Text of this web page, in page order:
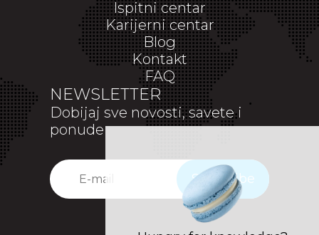
Ispitni centar
Karijerni centar
Blog
Kontakt
FAQ
NEWSLETTER
Dobijaj sve novosti, savete i
ponude
Subscribe